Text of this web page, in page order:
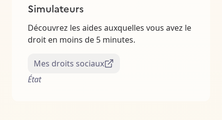
Simulateurs
Découvrez les aides auxquelles vous avez le
droit en moins de 5 minutes.
Mes droits sociaux
État